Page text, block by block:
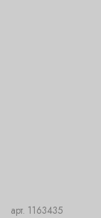
арт. 1163435